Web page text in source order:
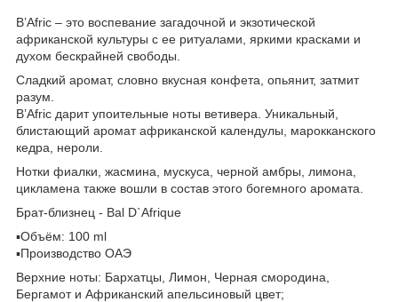
B’Afric – это воспевание загадочной и экзотической
африканской культуры с ее ритуалами, яркими красками и
духом бескрайней свободы.
Сладкий аромат, словно вкусная конфета, опьянит, затмит
разум.
B’Afric дарит упоительные ноты ветивера. Уникальный,
блистающий аромат африканской календулы, марокканского
кедра, нероли.
Нотки фиалки, жасмина, мускуса, черной амбры, лимона,
цикламена также вошли в состав этого богемного аромата.
Брат-близнец - Bal D`Afrique
▪️Объём: 100 ml
▪️Производство ОАЭ
Верхние ноты: Бархатцы, Лимон, Черная смородина,
Бергамот и Африканский апельсиновый цвет;